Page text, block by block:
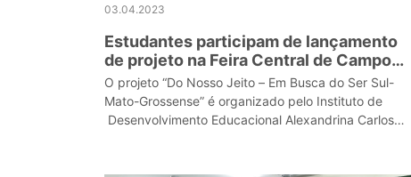
03.04.2023
Estudantes participam de lançamento
de projeto na Feira Central de Campo
Grande
O projeto “Do Nosso Jeito – Em Busca do Ser Sul-
Mato-Grossense” é organizado pelo Instituto de
Desenvolvimento Educacional Alexandrina Carlos